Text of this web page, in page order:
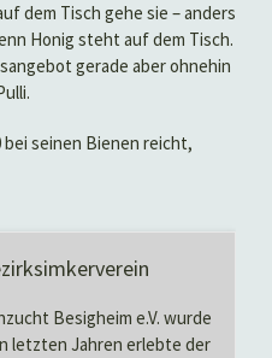
dem Tisch gehe sie – anders
Honig steht auf dem Tisch.
gerade aber ohnehin
bei seinen Bienen reicht,
Besigheim e.V. wurde
letzten Jahren erlebte der